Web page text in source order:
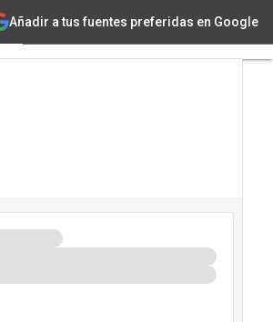
Añadir a tus fuentes preferidas en Google
Ciberseguridad